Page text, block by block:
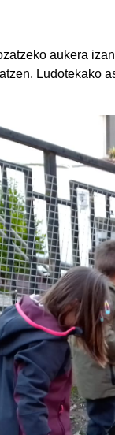
aukera
Ludotekako